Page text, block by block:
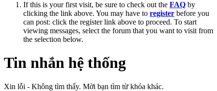
If this is your first visit, be sure to check out the FAQ by
clicking the link above. You may have to register before you
can post: click the register link above to proceed. To start
viewing messages, select the forum that you want to visit from
the selection below.
Tin nhắn hệ thống
Xin lỗi - Không tìm thấy. Mời bạn tìm từ khóa khác.